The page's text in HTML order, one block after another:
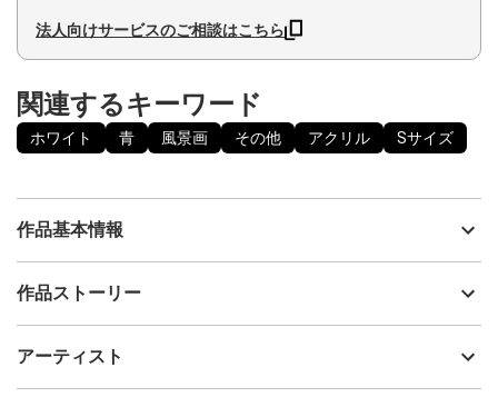
法人向けサービスのご相談はこちら
関連するキーワード
ホワイト 青 風景画 その他 アクリル Sサイズ
作品基本情報
出品者
制作年
作品ストーリー
アーティスト